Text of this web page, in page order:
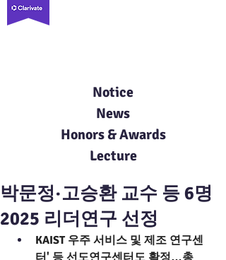
Notice
News
Honors & Awards
Lecture
박문정·고승환 교수 등 6명
2025 리더연구 선정
KAIST 우주 서비스 및 제조 연구센
터' 등 선도연구센터도 확정…총